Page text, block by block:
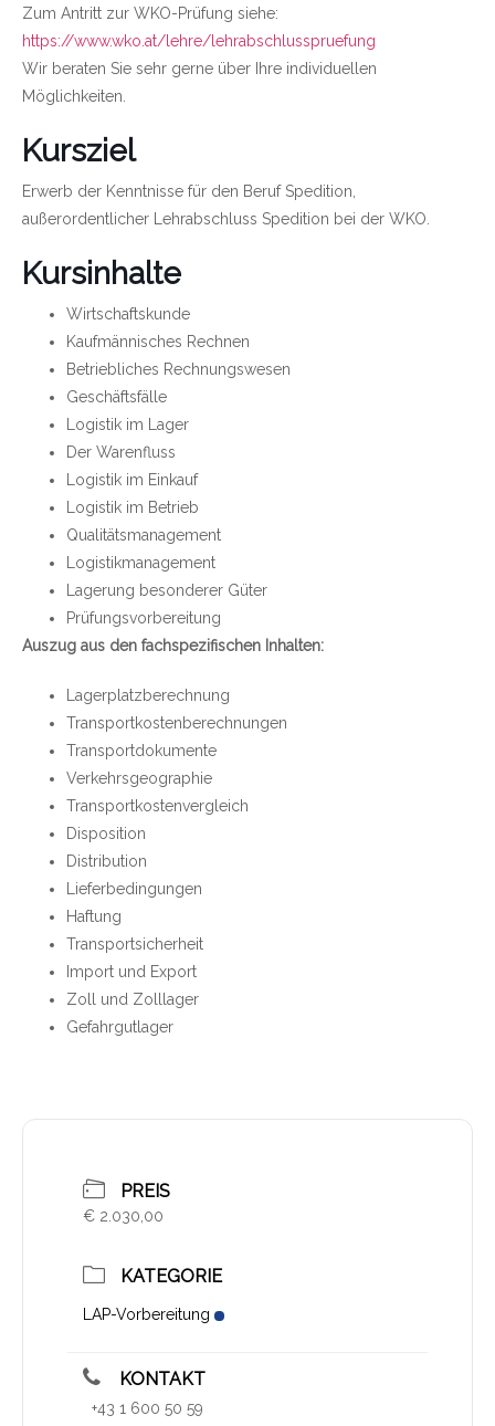
Zum Antritt zur WKO-Prüfung siehe:
https://www.wko.at/lehre/lehrabschlusspruefung
Wir beraten Sie sehr gerne über Ihre individuellen
Möglichkeiten.
Kursziel
Erwerb der Kenntnisse für den Beruf Spedition,
außerordentlicher Lehrabschluss Spedition bei der WKO.
Kursinhalte
Wirtschaftskunde
Kaufmännisches Rechnen
Betriebliches Rechnungswesen
Geschäftsfälle
Logistik im Lager
Der Warenfluss
Logistik im Einkauf
Logistik im Betrieb
Qualitätsmanagement
Logistikmanagement
Lagerung besonderer Güter
Prüfungsvorbereitung
Auszug aus den fachspezifischen Inhalten:
Lagerplatzberechnung
Transportkostenberechnungen
Transportdokumente
Verkehrsgeographie
Transportkostenvergleich
Disposition
Distribution
Lieferbedingungen
Haftung
Transportsicherheit
Import und Export
Zoll und Zolllager
Gefahrgutlager
PREIS
€ 2.030,00
KATEGORIE
LAP-Vorbereitung
KONTAKT
+43 1 600 50 59